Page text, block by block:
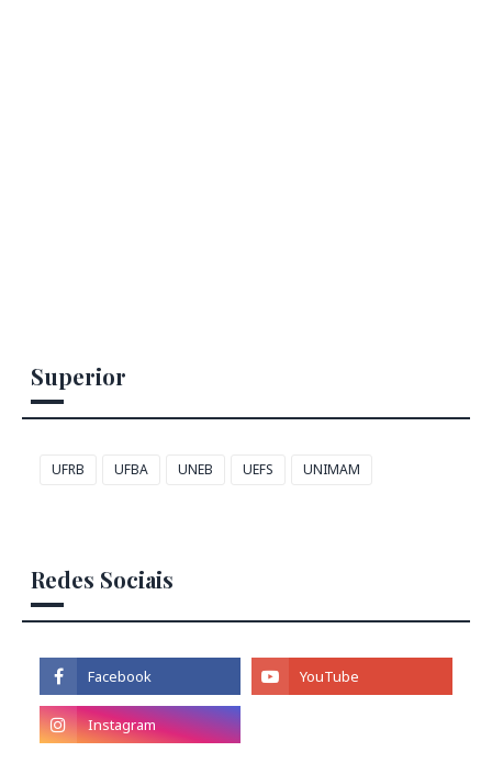
Superior
UFRB UFBA UNEB UEFS UNIMAM
Redes Sociais